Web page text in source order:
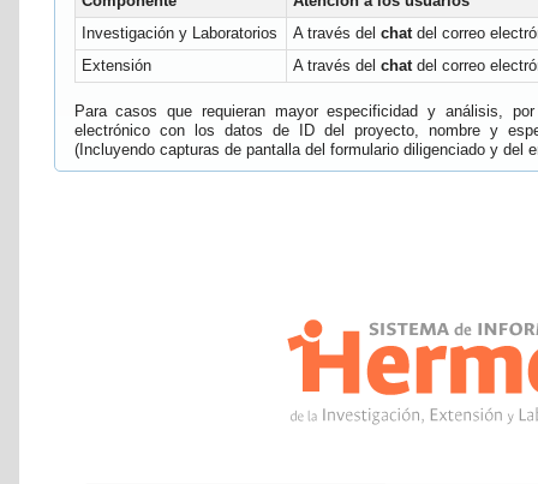
Investigación y Laboratorios
A través del chatdel correo
Extensión
A través del chatdel correo
Para casos que requieran mayor especificidad y análisis,
electrónico con los datos de ID del proyecto, nombre y
(Incluyendo capturas de pantalla del formulario diligenciado y del